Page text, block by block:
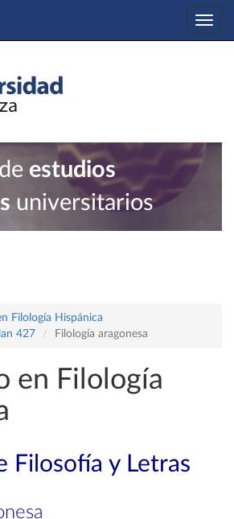
estudios
universitarios
Filología Hispánica
427
Filología aragonesa
en Filología
Filosofía y Letras